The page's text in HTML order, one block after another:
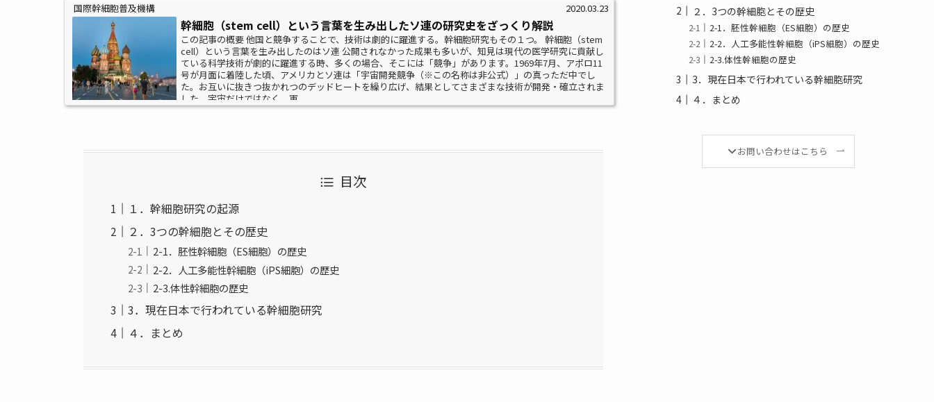
国際幹細胞普及機構 2020.03.23
幹細胞（stem cell）という言葉を生み出したソ連の研究史をざっくり解説
この記事の概要 他国と競争することで、技術は劇的に躍進する。幹細胞研究もその１つ。 幹細胞（stem
cell）という言葉を生み出したのはソ連 公開されなかった成果も多いが、知見は現代の医学研究に貢献し
ている科学技術が劇的に躍進する時、多くの場合、そこには「競争」があります。1969年7月、アポロ11
号が月面に着陸した頃、アメリカとソ連は「宇宙開発競争（※この名称は非公式）」の真っただ中でし
た。お互いに抜きつ抜かれつのデッドヒートを繰り広げ、結果としてさまざまな技術が開発・確立されま
した。宇宙だけではなく、軍...
目次
１．幹細胞研究の起源
２．3つの幹細胞とその歴史
2-1．胚性幹細胞（ES細胞）の歴史
2-2．人工多能性幹細胞（iPS細胞）の歴史
2-3.体性幹細胞の歴史
3．現在日本で行われている幹細胞研究
４．まとめ
２．3つの幹細胞とその歴史
2-1．胚性幹細胞（ES細胞）の歴史
2-2．人工多能性幹細胞（iPS細胞）の歴史
2-3.体性幹細胞の歴史
3．現在日本で行われている幹細胞研究
４．まとめ
お問い合わせはこちら